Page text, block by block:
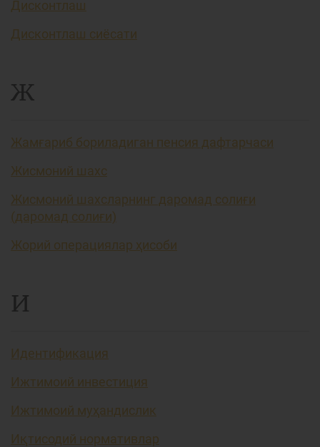
Дисконтлаш
Дисконтлаш сиёсати
Ж
Жамғариб бориладиган пенсия дафтарчаси
Жисмоний шахс
Жисмоний шахсларнинг даромад солиғи
(даромад солиғи)
Жорий операциялар ҳисоби
И
Идентификация
Ижтимоий инвестиция
Ижтимоий муҳандислик
Иқтисодий нормативлар